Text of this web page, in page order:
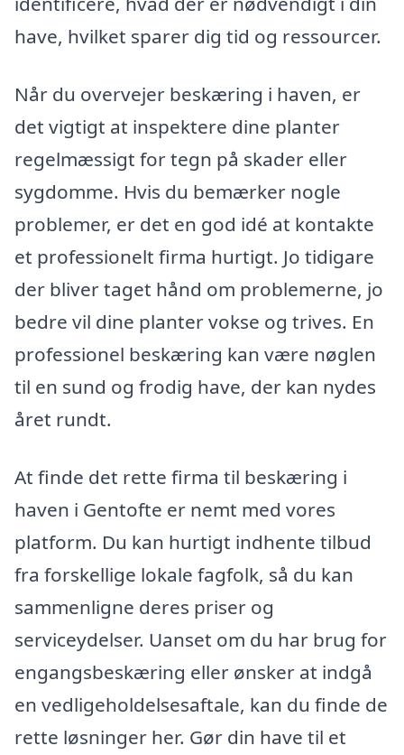
have, hvilket sparer dig tid og ressourcer.
Når du overvejer beskæring i haven, er
det vigtigt at inspektere dine planter
regelmæssigt for tegn på skader eller
sygdomme. Hvis du bemærker nogle
problemer, er det en god idé at kontakte
et professionelt firma hurtigt. Jo tidigare
der bliver taget hånd om problemerne, jo
bedre vil dine planter vokse og trives. En
professionel beskæring kan være nøglen
til en sund og frodig have, der kan nydes
året rundt.
At finde det rette firma til beskæring i
haven i Gentofte er nemt med vores
platform. Du kan hurtigt indhente tilbud
fra forskellige lokale fagfolk, så du kan
sammenligne deres priser og
serviceydelser. Uanset om du har brug for
engangsbeskæring eller ønsker at indgå
en vedligeholdelsesaftale, kan du finde de
rette løsninger her. Gør din have til et